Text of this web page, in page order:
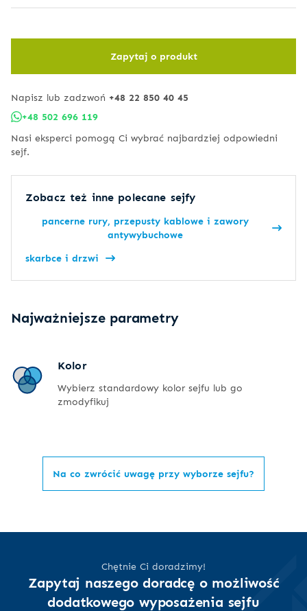
Zapytaj o produkt
Napisz lub zadzwoń +48 22 850 40 45
+48 502 696 119
Nasi eksperci pomogą Ci wybrać najbardziej odpowiedni
sejf.
Zobacz też inne polecane sejfy
pancerne rury, przepusty kablowe i zawory
antywybuchowe
skarbce i drzwi
Najważniejsze parametry
Kolor
Wybierz standardowy kolor sejfu lub go
zmodyfikuj
Na co zwrócić uwagę przy wyborze sejfu?
Chętnie Ci doradzimy!
Zapytaj naszego doradcę o możliwość
dodatkowego wyposażenia sejfu